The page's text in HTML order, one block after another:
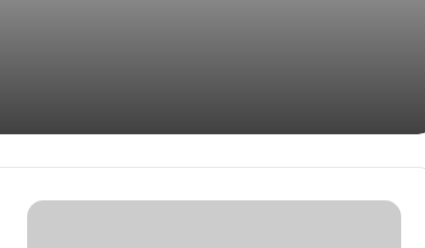
পাটনায় হস্টেল ঘরেই নিট পরীক্ষার্থীর মৃত্যু যৌন নির্যাতনের